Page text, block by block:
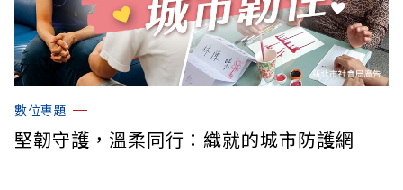
數位專題
堅韌守護，溫柔同行：織就的城市防護網